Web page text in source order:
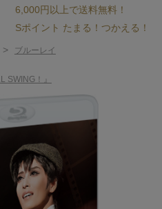
6,000円以上で送料無料！
Sポイント たまる！つかえる！
> ブルーレイ
SWING！』